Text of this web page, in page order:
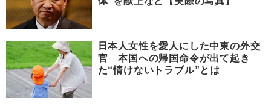
日本人女性を愛人にした中東の外交
官 本国への帰国命令が出て起き
た“情けないトラブル”とは